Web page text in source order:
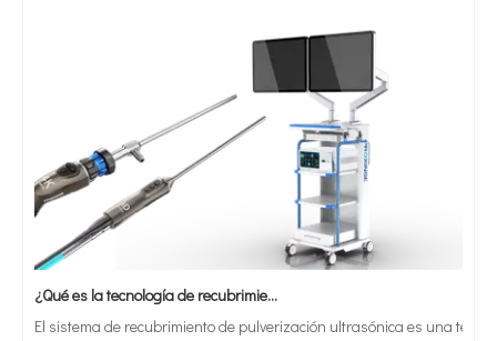
¿Qué es la tecnología de recubrimiento por pulverización ultrasónica de endoscopio semiconductor?
El sistema de recubrimiento de pulverización ultrasónica es una